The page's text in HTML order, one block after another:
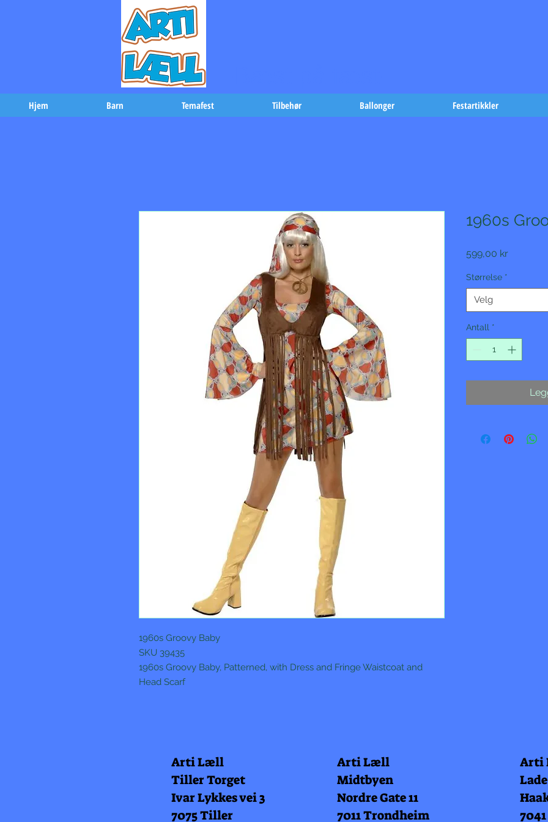
Hjem Barn Temafest Tilbehør Ballonger Festartikkler
1960s Groovy Baby
SKU 39435
1960s Groovy Baby, Patterned, with Dress and Fringe Waistcoat and
Head Scarf
1960s
599,00 krPris
Størrelse *
Velg
Antall *
Arti Læll
Tiller Torget
Ivar Lykkes vei 3
7075 Tiller
Arti Læll
Midtbyen
Nordre Gate 11
7011 Trondheim
Arti